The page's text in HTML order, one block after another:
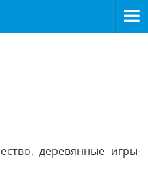
деревянные игры-